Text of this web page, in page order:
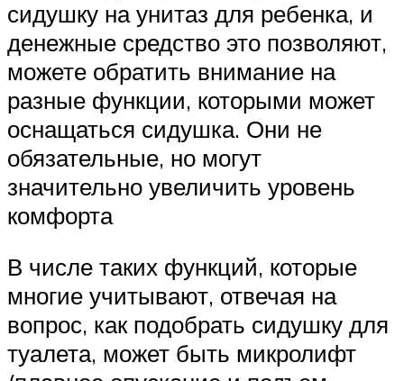
сидушку на унитаз для ребенка, и
денежные средство это позволяют,
можете обратить внимание на
разные функции, которыми может
оснащаться сидушка. Они не
обязательные, но могут
значительно увеличить уровень
комфорта
В числе таких функций, которые
многие учитывают, отвечая на
вопрос, как подобрать сидушку для
туалета, может быть микролифт